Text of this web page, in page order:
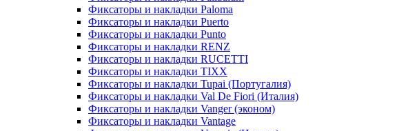
Фиксаторы и накладки Paloma
Фиксаторы и накладки Puerto
Фиксаторы и накладки Punto
Фиксаторы и накладки RENZ
Фиксаторы и накладки RUCETTI
Фиксаторы и накладки TIXX
Фиксаторы и накладки Tupai (Португалия)
Фиксаторы и накладки Val De Fiori (Италия)
Фиксаторы и накладки Vanger (эконом)
Фиксаторы и накладки Vantage